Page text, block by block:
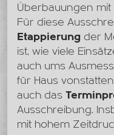
Überbauungen
Für diese
Etappierung der
ist, wie viele
auch ums
für Haus
auch das
Ausschreibung.
mit hohem